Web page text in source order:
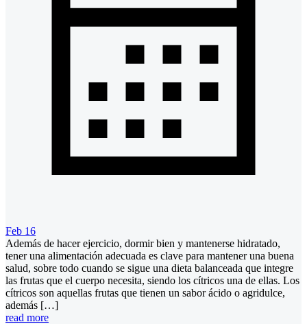
Feb 16
Además de hacer ejercicio, dormir bien y mantenerse hidratado,
tener una alimentación adecuada es clave para mantener una buena
salud, sobre todo cuando se sigue una dieta balanceada que integre
las frutas que el cuerpo necesita, siendo los cítricos una de ellas. Los
cítricos son aquellas frutas que tienen un sabor ácido o agridulce,
además […]
read more